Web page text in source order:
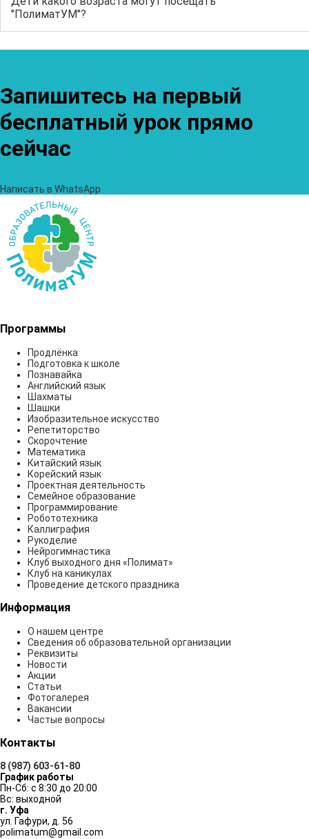
"ПолиматУМ"?
Запишитесь на первый
бесплатный урок прямо
сейчас
Написать в WhatsApp
Программы
Продлёнка
Подготовка к школе
Познавайка
Английский язык
Шахматы
Шашки
Изобразительное искусство
Репетиторство
Скорочтение
Математика
Китайский язык
Корейский язык
Проектная деятельность
Семейное образование
Программирование
Робототехника
Каллиграфия
Рукоделие
Нейрогимнастика
Клуб выходного дня «Полимат»
Клуб на каникулах
Проведение детского праздника
Информация
О нашем центре
Сведения об образовательной организации
Реквизиты
Новости
Акции
Статьи
Фотогалерея
Вакансии
Частые вопросы
Контакты
8 (987) 603-61-80
График работы
Пн-Сб: с 8:30 до 20:00
Вс: выходной
г. Уфа
ул. Гафури, д. 56
polimatum@gmail.com